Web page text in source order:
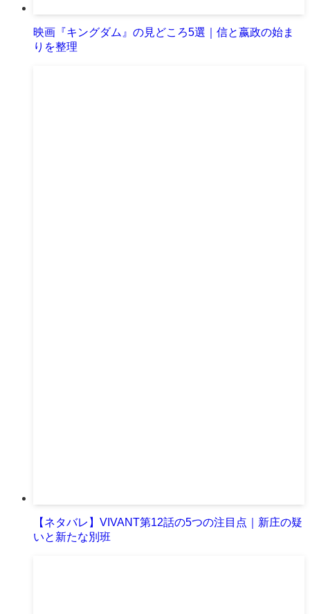
映画『キングダム』の見どころ5選｜信と嬴政の始ま
りを整理
【ネタバレ】VIVANT第12話の5つの注目点｜新庄の疑
いと新たな別班